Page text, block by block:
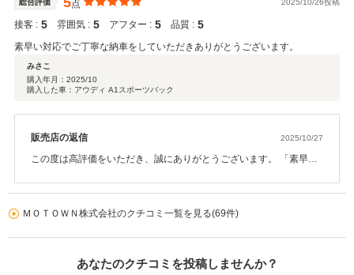
総合評価 点 2025/10/26投稿
接客 : 5 雰囲気 : 5 アフター : 5 品質 : 5
素早い対応でご丁寧な納車をしていただきありがとうございます。
みさこ
購入年月： 2025/10
購入した車：アウディ A1スポーツバック
販売店の返信 2025/10/27
この度は高評価をいただき、誠にありがとうございます。 「素早い
ご相談くださいませ。 今後ともどうぞよろしくお願いいたします。
ＭＯＴＯＷＮ株式会社のクチコミ一覧を見る(69件)
あなたのクチコミを投稿しませんか？